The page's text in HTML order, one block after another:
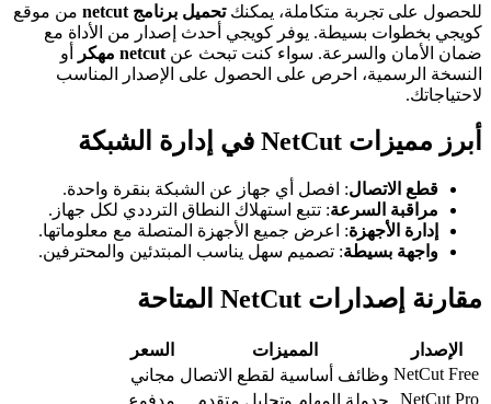
للحصول على تجربة متكاملة، يمكنكتحميل برنامج netcut
من موقع
كويجي بخطوات بسيطة. يوفر كويجي أحدث إصدار من الأداة مع
ضمان الأمان والسرعة. سواء كنت تبحث عن netcut مهكر
أو
النسخة الرسمية، احرص على الحصول على الإصدار المناسب
لاحتياجاتك.
أبرز مميزات NetCut في إدارة الشبكة
قطع الاتصال: افصل أي جهاز عن الشبكة بنقرة واحدة.
مراقبة السرعة: تتبع استهلاك النطاق الترددي لكل جهاز.
إدارة الأجهزة: اعرض جميع الأجهزة المتصلة مع معلوماتها.
واجهة بسيطة: تصميم سهل يناسب المبتدئين والمحترفين.
مقارنة إصدارات NetCut المتاحة
الإصدار المميزات
السعر
NetCut Free وظائف أساسية لقطع الاتصال مجاني
NetCut Pro